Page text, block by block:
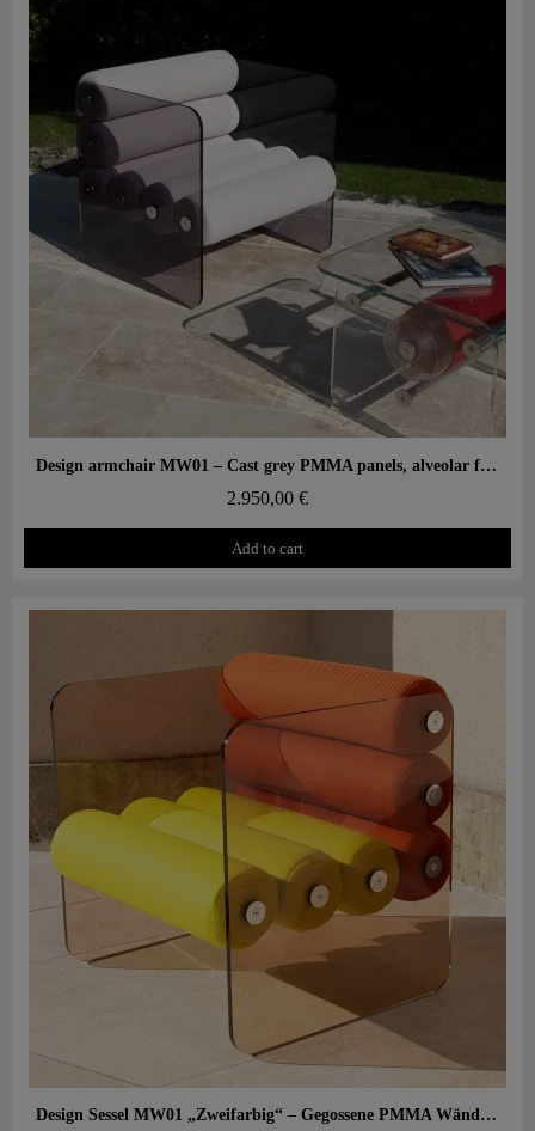
Aperçu rapide Design armchair MW01 – Cast grey PMMA panels, alveolar foam seat
2.950,00 €
Add to cart
Aperçu rapide Design Sessel MW01 „Zweifarbig“ – Gegossene PMMA Wände, Sitz aus Schaumstoff mit Alveolen